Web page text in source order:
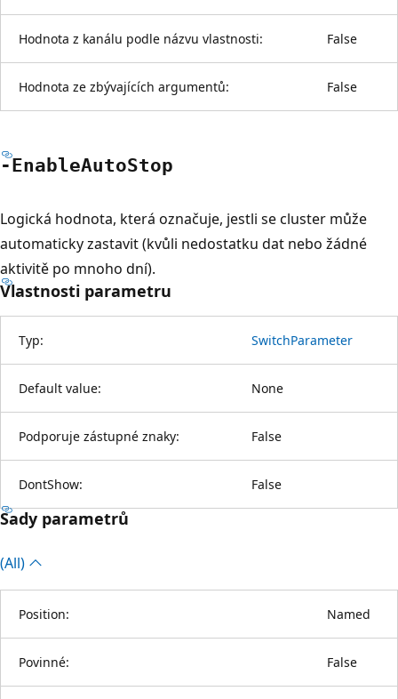
Hodnota z kanálu podle názvu vlastnosti: False
Hodnota ze zbývajících argumentů: False
-EnableAutoStop
Logická hodnota, která označuje, jestli se cluster může
automaticky zastavit (kvůli nedostatku dat nebo žádné
aktivitě po mnoho dní).
Vlastnosti parametru
Typ: SwitchParameter
Default value: None
Podporuje zástupné znaky: False
DontShow: False
Sady parametrů
(All)
Position: Named
Povinné: False